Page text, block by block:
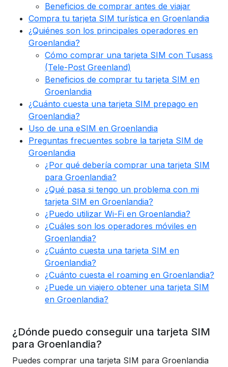
Beneficios de comprar antes de viajar
Compra tu tarjeta SIM turística en Groenlandia
¿Quiénes son los principales operadores en
Groenlandia?
Cómo comprar una tarjeta SIM con Tusass
(Tele-Post Greenland)
Beneficios de comprar tu tarjeta SIM en
Groenlandia
¿Cuánto cuesta una tarjeta SIM prepago en
Groenlandia?
Uso de una eSIM en Groenlandia
Preguntas frecuentes sobre la tarjeta SIM de
Groenlandia
¿Por qué debería comprar una tarjeta SIM
para Groenlandia?
¿Qué pasa si tengo un problema con mi
tarjeta SIM en Groenlandia?
¿Puedo utilizar Wi-Fi en Groenlandia?
¿Cuáles son los operadores móviles en
Groenlandia?
¿Cuánto cuesta una tarjeta SIM en
Groenlandia?
¿Cuánto cuesta el roaming en Groenlandia?
¿Puede un viajero obtener una tarjeta SIM
en Groenlandia?
¿Dónde puedo conseguir una tarjeta SIM
para Groenlandia?
Puedes comprar una tarjeta SIM para Groenlandia